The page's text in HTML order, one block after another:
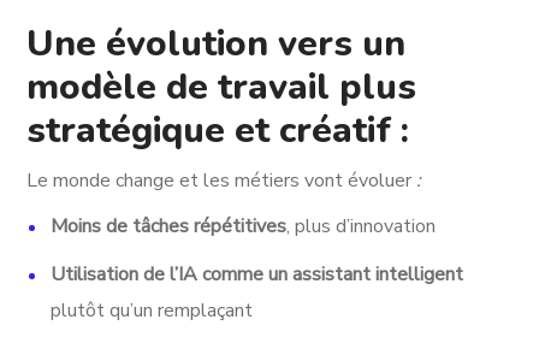
Une évolution vers un
modèle de travail plus
stratégique et créatif :
Le monde change et les métiers vont évoluer :
Moins de tâches répétitives, plus d’innovation
Utilisation de l’IA comme un assistant intelligent
plutôt qu’un remplaçant